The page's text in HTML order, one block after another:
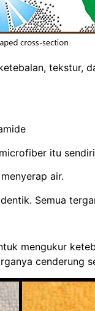
tekstur,
itu
air.
Semua
mengukur
cenderung